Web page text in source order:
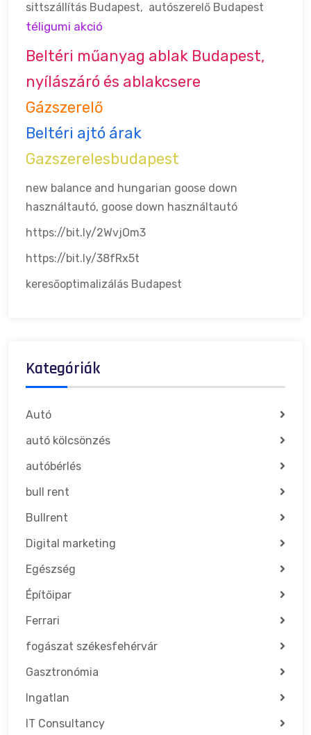
sittszállítás Budapest, autószerelő Budapest
téligumi akció
Beltéri műanyag ablak Budapest,
nyílászáró és ablakcsere
Gázszerelő
Beltéri ajtó árak
Gazszerelesbudapest
new balance and hungarian goose down
használtautó, goose down használtautó
https://bit.ly/2WvjOm3
https://bit.ly/38fRx5t
keresőoptimalizálás Budapest
Kategóriák
Autó
autó kölcsönzés
autóbérlés
bull rent
Bullrent
Digital marketing
Egészség
Építőipar
Ferrari
fogászat székesfehérvár
Gasztronómia
Ingatlan
IT Consultancy